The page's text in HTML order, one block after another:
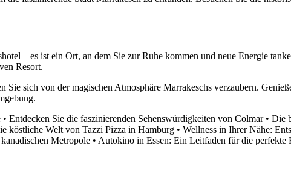
– es ist ein Ort, an dem Sie zur Ruhe kommen und neue Energie
Resort.
sich von der magischen Atmosphäre Marrakeschs verzaubern.
• Entdecken Sie die faszinierenden Sehenswürdigkeiten von Colmar• Die
köstliche Welt von Tazzi Pizza in Hamburg • Wellness in Ihrer Nähe:
Metropole • Autokino in Essen: Ein Leitfaden für die perfekte